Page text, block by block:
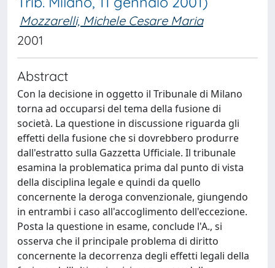
Mozzarelli, Michele Cesare Maria
2001
Abstract
Con la decisione in oggetto il Tribunale di Milano
torna ad occuparsi del tema della fusione di
società. La questione in discussione riguarda gli
effetti della fusione che si dovrebbero produrre
dall'estratto sulla Gazzetta Ufficiale. Il tribunale
esamina la problematica prima dal punto di vista
della disciplina legale e quindi da quello
concernente la deroga convenzionale, giungendo
in entrambi i caso all'accoglimento dell'eccezione.
Posta la questione in esame, conclude l'A., si
osserva che il principale problema di diritto
concernente la decorrenza degli effetti legali della